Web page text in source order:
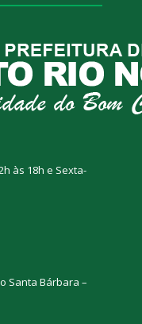
às 18h e Sexta-
Santa Bárbara –